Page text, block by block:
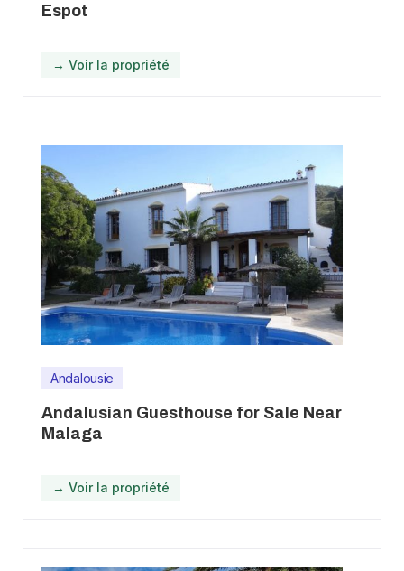
Espot
→ Voir la propriété
Andalousie
Andalusian Guesthouse for Sale Near
Malaga
→ Voir la propriété